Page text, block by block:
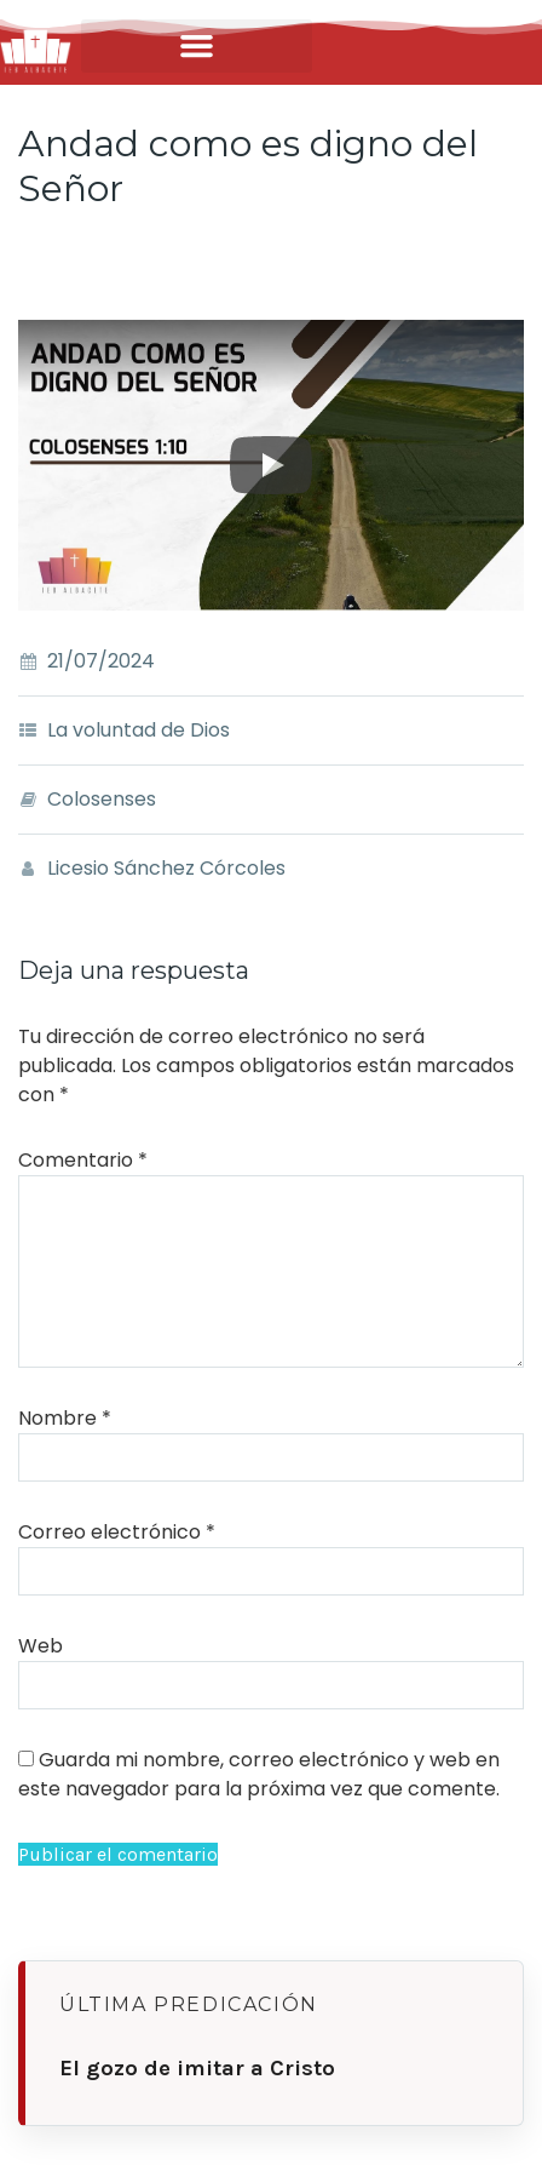
Andad como es digno del
Señor
21/07/2024
La voluntad de Dios
Colosenses
Licesio Sánchez Córcoles
Deja una respuesta
Tu dirección de correo electrónico no será
publicada. Los campos obligatorios están marcados
con *
Comentario *
Nombre *
Correo electrónico *
Web
Guarda mi nombre, correo electrónico y web en
este navegador para la próxima vez que comente.
ÚLTIMA PREDICACIÓN
El gozo de imitar a Cristo